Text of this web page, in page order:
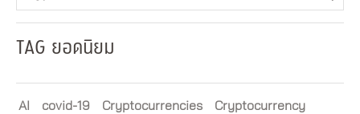
TAG ยอดนิยม
AI covid-19 Cryptocurrencies
Cryptocurrency